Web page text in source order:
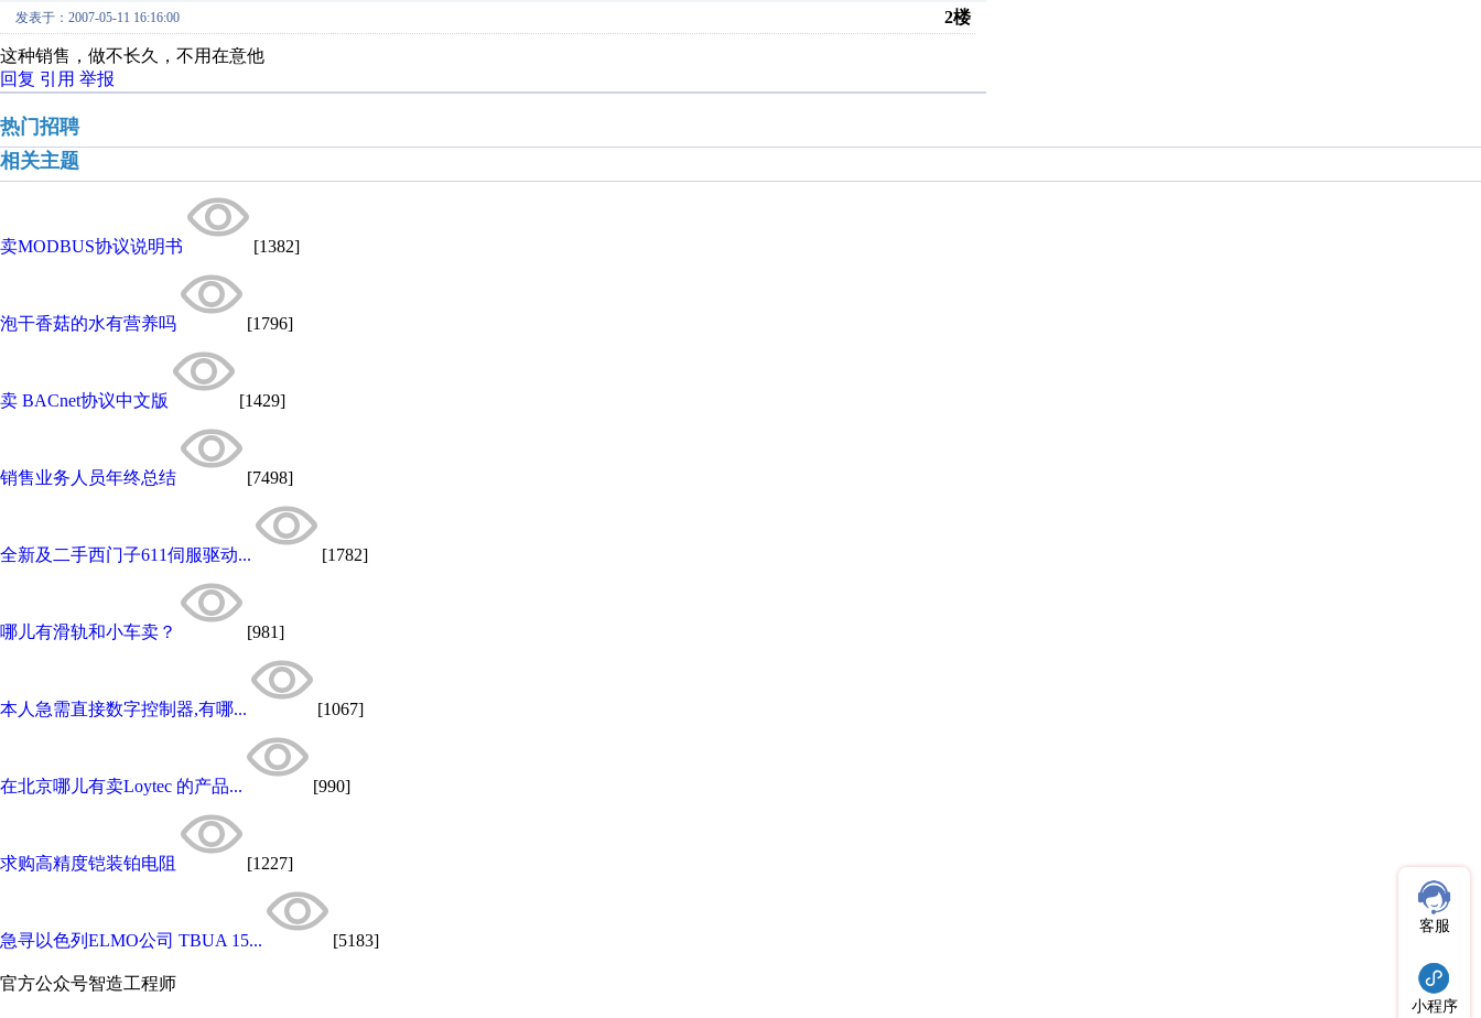
发表于：2007-05-11 16:16:00 2楼
这种销售，做不长久，不用在意他
回复 引用 举报
热门招聘
相关主题
卖MODBUS协议说明书 [1382]
泡干香菇的水有营养吗 [1796]
卖 BACnet协议中文版 [1429]
销售业务人员年终总结 [7498]
全新及二手西门子611伺服驱动... [1782]
哪儿有滑轨和小车卖？ [981]
本人急需直接数字控制器,有哪... [1067]
在北京哪儿有卖Loytec 的产品... [990]
求购高精度铠装铂电阻 [1227]
急寻以色列ELMO公司 TBUA 15... [5183]
官方公众号智造工程师
客服
小程序